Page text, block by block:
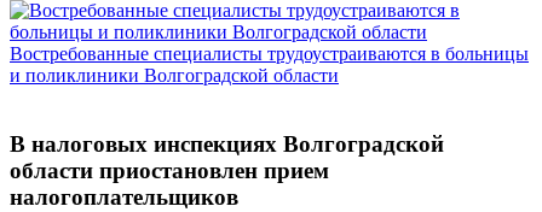
Востребованные специалисты трудоустраиваются в больницы
и поликлиники Волгоградской области
В налоговых инспекциях Волгоградской
области приостановлен прием
налогоплательщиков